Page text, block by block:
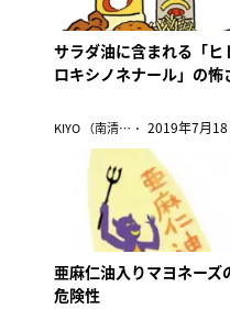
サラダ油に含まれる「ヒ
ロキシノネナール」の怖
KIYO （南清貴） 2019年7月18
亜麻仁油入りマヨネーズ
危険性